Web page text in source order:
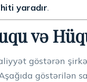
yaradır.
və
göstərən
göstərilən